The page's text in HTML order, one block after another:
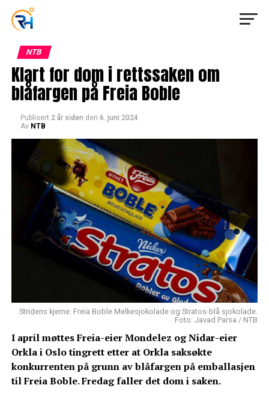
NTB
Klart for dom i rettssaken om
blåfargen på Freia Boble
Publisert 2 år siden den 6. juni 2024
Av NTB
Stridens kjerne: Freia Boble Melkesjokolade og Stratos-blå sjokolade.
Foto: Javad Parsa / NTB
I april møttes Freia-eier Mondelez og Nidar-eier
Orkla i Oslo tingrett etter at Orkla saksøkte
konkurrenten på grunn av blåfargen på emballasjen
til Freia Boble. Fredag faller det dom i saken.